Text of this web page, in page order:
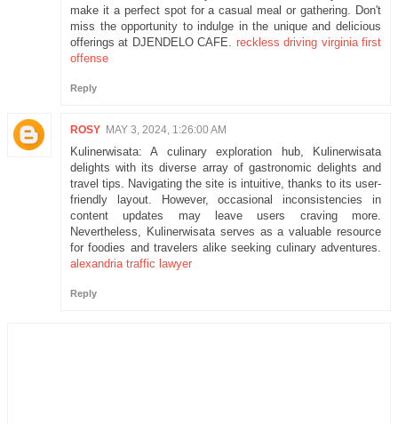
make it a perfect spot for a casual meal or gathering. Don't
miss the opportunity to indulge in the unique and delicious
offerings at DJENDELO CAFE. reckless driving virginia first
offense
Reply
ROSY MAY 3, 2024, 1:26:00 AM
Kulinerwisata: A culinary exploration hub, Kulinerwisata
delights with its diverse array of gastronomic delights and
travel tips. Navigating the site is intuitive, thanks to its user-
friendly layout. However, occasional inconsistencies in
content updates may leave users craving more.
Nevertheless, Kulinerwisata serves as a valuable resource
for foodies and travelers alike seeking culinary adventures.
alexandria traffic lawyer
Reply